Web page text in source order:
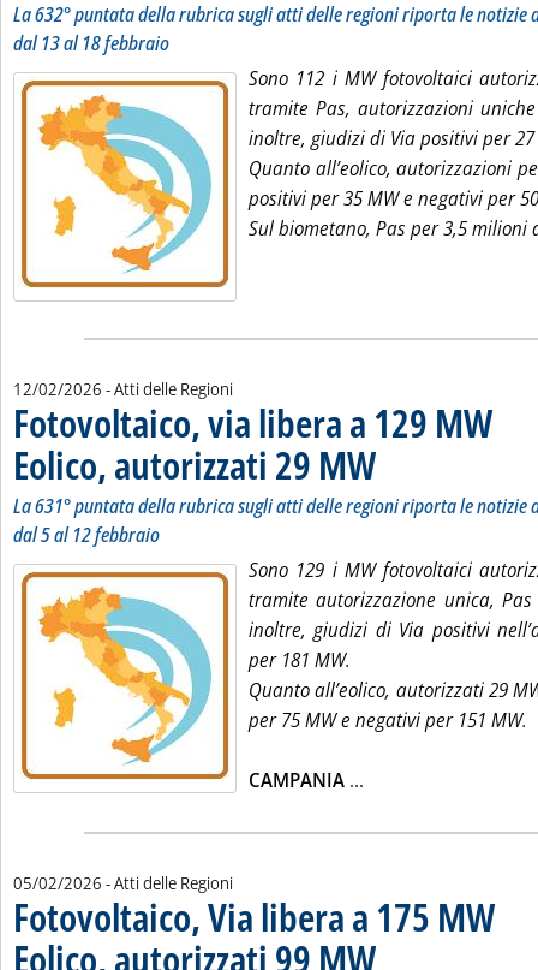
La 632° puntata della rubrica sugli atti delle regioni riporta le
dal 13 al 18 febbraio
Sono 112 i MW fotovoltaici
tramite Pas, autorizzazioni
inoltre, giudizi di Via positivi per 27
Quanto all’eolico, autorizzazioni
positivi per 35 MW e negativi per
Sul biometano, Pas per 3,5 milioni
12/02/2026 - Atti delle Regioni
Fotovoltaico, via libera a 129 MW
Eolico, autorizzati 29 MW. Sottotitolo: La 631°
. Pubblicata giovedì 12
La 631° puntata della rubrica sugli atti delle regioni riporta le
dal 5 al 12 febbraio
Sono 129 i MW fotovoltaici
tramite autorizzazione unica,
inoltre, giudizi di Via positivi
per 181 MW.
Quanto all’eolico, autorizzati 29
per 75 MW e negativi per 151 MW.
CAMPANIA ...
05/02/2026 - Atti delle Regioni
Fotovoltaico, Via libera a 175 MW
Eolico, autorizzati 99 MW. Sottotitolo: La 630°
. Pubblicata giovedì 05